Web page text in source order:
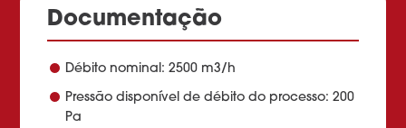
Documentação
Débito nominal: 2500 m3/h
Pressão disponível de débito do processo: 200
Pa